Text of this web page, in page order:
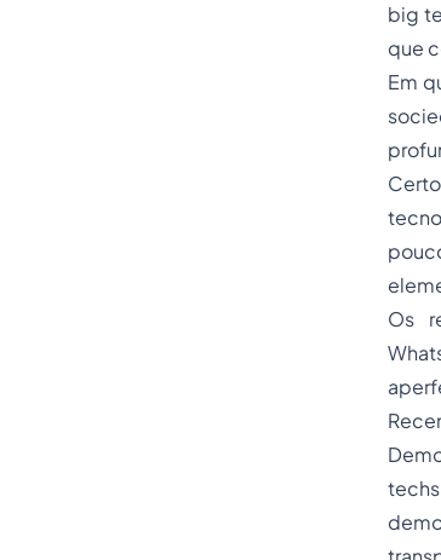
big
que
Em
Os